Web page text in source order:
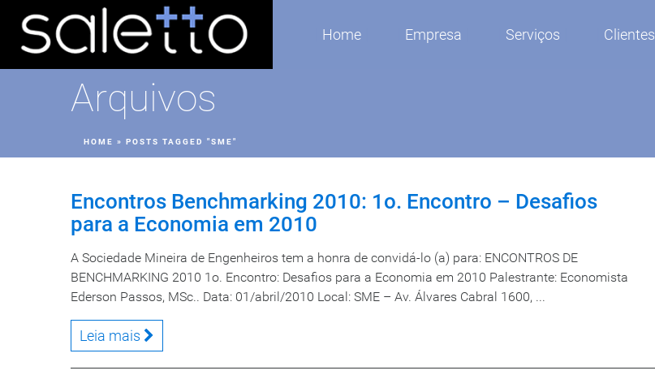
Home Empresa Serviços Clientes
Arquivos
HOME » POSTS TAGGED "SME"
Encontros Benchmarking 2010: 1o. Encontro – Desafios
para a Economia em 2010
A Sociedade Mineira de Engenheiros tem a honra de convidá-lo (a) para: ENCONTROS DE
BENCHMARKING 2010 1o. Encontro: Desafios para a Economia em 2010 Palestrante: Economista
Ederson Passos, MSc.. Data: 01/abril/2010 Local: SME – Av. Álvares Cabral 1600, ...
Leia mais